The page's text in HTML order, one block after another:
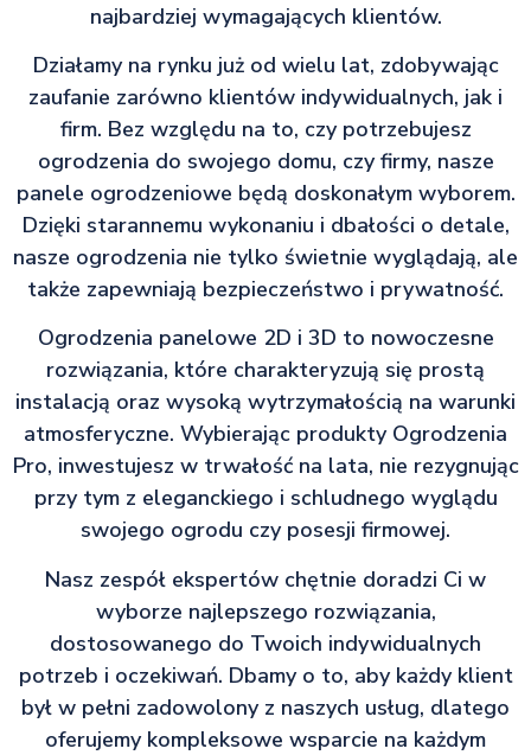
najbardziej wymagających klientów.
Działamy na rynku już od wielu lat, zdobywając
zaufanie zarówno klientów indywidualnych, jak i
firm. Bez względu na to, czy potrzebujesz
ogrodzenia do swojego domu, czy firmy, nasze
panele ogrodzeniowe będą doskonałym wyborem.
Dzięki starannemu wykonaniu i dbałości o detale,
nasze ogrodzenia nie tylko świetnie wyglądają, ale
także zapewniają bezpieczeństwo i prywatność.
Ogrodzenia panelowe 2D i 3D to nowoczesne
rozwiązania, które charakteryzują się prostą
instalacją oraz wysoką wytrzymałością na warunki
atmosferyczne. Wybierając produkty Ogrodzenia
Pro, inwestujesz w trwałość na lata, nie rezygnując
przy tym z eleganckiego i schludnego wyglądu
swojego ogrodu czy posesji firmowej.
Nasz zespół ekspertów chętnie doradzi Ci w
wyborze najlepszego rozwiązania,
dostosowanego do Twoich indywidualnych
potrzeb i oczekiwań. Dbamy o to, aby każdy klient
był w pełni zadowolony z naszych usług, dlatego
oferujemy kompleksowe wsparcie na każdym